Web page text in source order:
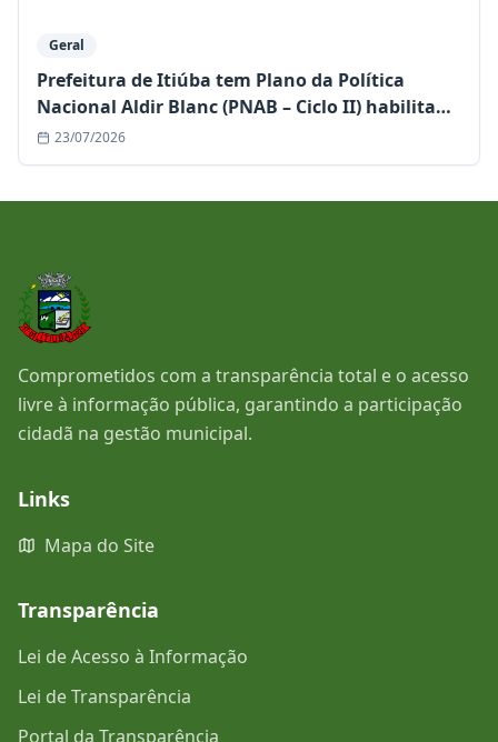
Geral
Prefeitura de Itiúba tem Plano da Política
Nacional Aldir Blanc (PNAB – Ciclo II) habilitado
e garante mais de R$ 1,1 milhão para a cultura
23/07/2026
Comprometidos com a transparência total e o acesso
livre à informação pública, garantindo a participação
cidadã na gestão municipal.
Links
Mapa do Site
Transparência
Lei de Acesso à Informação
Lei de Transparência
Portal da Transparência